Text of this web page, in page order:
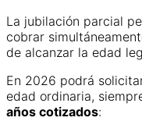
La jubilación parcial
cobrar
de alcanzar la edad
En 2026 podrá
edad ordinaria,
años cotizados: